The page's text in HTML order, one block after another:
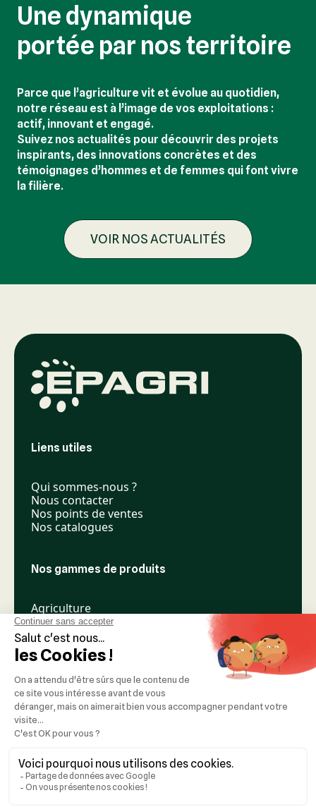
Une dynamique
portée par nos territoire
Parce que l’agriculture vit et évolue au quotidien,
notre réseau est à l’image de vos exploitations :
actif, innovant et engagé.
Suivez nos actualités pour découvrir des projets
inspirants, des innovations concrètes et des
témoignages d’hommes et de femmes qui font vivre
la filière.
VOIR NOS ACTUALITÉS
Liens utiles
Qui sommes-nous ?
Nous contacter
Nos points de ventes
Nos catalogues
Nos gammes de produits
Agriculture
Élevage
Espaces verts
Nos réseaux
Mentions légales